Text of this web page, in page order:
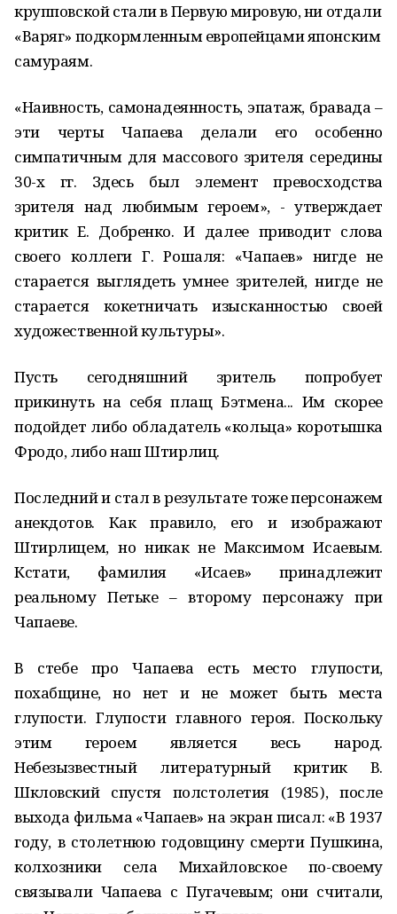
крупповской стали в Первую мировую, ни отдали
«Варяг» подкормленным европейцами японским
самураям.
«Наивность, самонадеянность, эпатаж, бравада –
эти черты Чапаева делали его особенно
симпатичным для массового зрителя середины
30-х гг. Здесь был элемент превосходства
зрителя над любимым героем», - утверждает
критик Е. Добренко. И далее приводит слова
своего коллеги Г. Рошаля: «Чапаев» нигде не
старается выглядеть умнее зрителей, нигде не
старается кокетничать изысканностью своей
художественной культуры».
Пусть сегодняшний зритель попробует
прикинуть на себя плащ Бэтмена... Им скорее
подойдет либо обладатель «кольца» коротышка
Фродо, либо наш Штирлиц.
Последний и стал в результате тоже персонажем
анекдотов. Как правило, его и изображают
Штирлицем, но никак не Максимом Исаевым.
Кстати, фамилия «Исаев» принадлежит
реальному Петьке – второму персонажу при
Чапаеве.
В стебе про Чапаева есть место глупости,
похабщине, но нет и не может быть места
глупости. Глупости главного героя. Поскольку
этим героем является весь народ.
Небезызвестный литературный критик В.
Шкловский спустя полстолетия (1985), после
выхода фильма «Чапаев» на экран писал: «В 1937
году, в столетнюю годовщину смерти Пушкина,
колхозники села Михайловское по-своему
связывали Чапаева с Пугачевым; они считали,